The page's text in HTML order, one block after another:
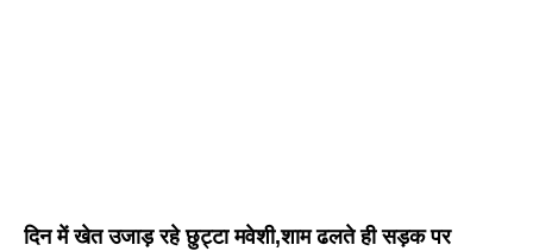
दिन में खेत उजाड़ रहे छुट्टा मवेशी,शाम ढलते ही सड़क पर